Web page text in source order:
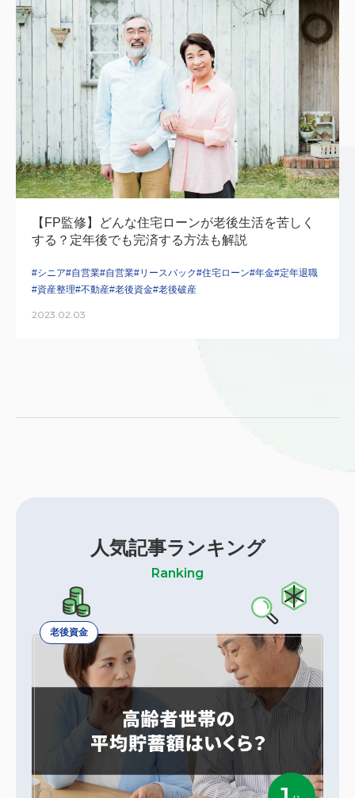
【FP監修】どんな住宅ローンが老後生活を苦しく
する？定年後でも完済する方法も解説
#シニア#自営業#自営業#リースバック#住宅ローン#年金#定年退職
#資産整理#不動産#老後資金#老後破産
2023.02.03
人気記事ランキング
Ranking
老後資金